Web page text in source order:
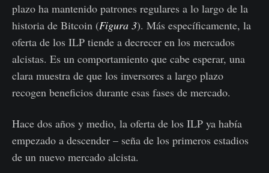
plazo ha mantenido patrones regulares a lo largo de la
historia de Bitcoin (Figura 3). Más específicamente, la
oferta de los ILP tiende a decrecer en los mercados
alcistas. Es un comportamiento que cabe esperar, una
clara muestra de que los inversores a largo plazo
recogen beneficios durante esas fases de mercado.
Hace dos años y medio, la oferta de los ILP ya había
empezado a descender – seña de los primeros estadios
de un nuevo mercado alcista.